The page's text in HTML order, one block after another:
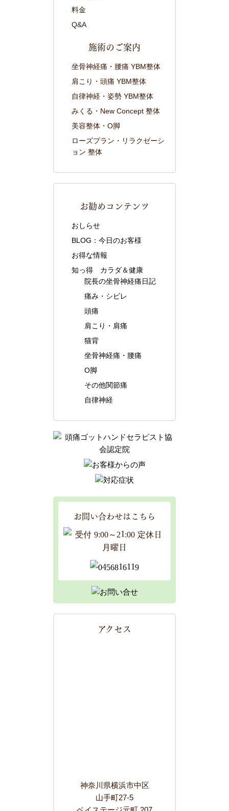
料金
Q&A
施術のご案内
坐骨神経痛・腰痛 YBM整体
肩こり・頭痛 YBM整体
自律神経・姿勢 YBM整体
みくる・New Concept 整体
美容整体・O脚
ローズプラン・リラクゼーシ
ョン 整体
お勧めコンテンツ
おしらせ
BLOG：今日のお客様
お得な情報
知っ得 カラダ＆健康
院長の坐骨神経痛日記
痛み・シビレ
頭痛
肩こり・肩痛
猫背
坐骨神経痛・腰痛
O脚
その他関節痛
自律神経
お問い合わせはこちら
アクセス
神奈川県横浜市中区
山手町27-5